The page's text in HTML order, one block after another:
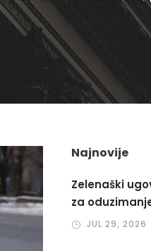
Najnovije
Zelenaški
za
JUL 29, 2026